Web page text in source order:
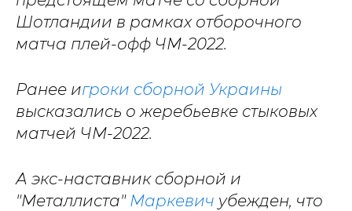
Шотландии в рамках отборочного
матча плей-офф ЧМ-2022.
Ранее игроки сборной Украины
высказались о жеребьевке стыковых
матчей ЧМ-2022.
А экс-наставник сборной и
"Металлиста" Маркевич убежден, что